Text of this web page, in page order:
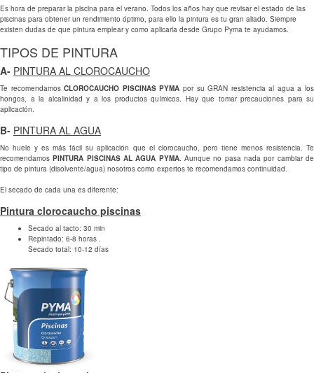
Es hora de preparar la piscina para el verano. Todos los años hay que revisar el estado de las
piscinas para obtener un rendimiento óptimo, para ello la pintura es tu gran aliado. Siempre
existen dudas de que pintura emplear y como aplicarla desde Grupo Pyma te ayudamos.
TIPOS DE PINTURA
A- PINTURA AL CLOROCAUCHO
Te recomendamosCLOROCAUCHO PISCINAS PYMA por su GRAN resistencia al agua a los
hongos, a la alcalinidad y a los productos químicos. Hay que tomar precauciones para su
aplicación.
B- PINTURA AL AGUA
No huele y es más fácil su aplicación que el clorocaucho, pero tiene menos resistencia. Te
recomendamosPINTURA PISCINAS AL AGUA PYMA. Aunque no pasa nada por cambiar de
tipo de pintura (disolvente/agua) nosotros como expertos te recomendamos continuidad.
El secado de cada una es diferente:
Pintura clorocaucho piscinas
Secado al tacto: 30 min
Repintado: 6-8 horas .
Secado total: 10-12 días